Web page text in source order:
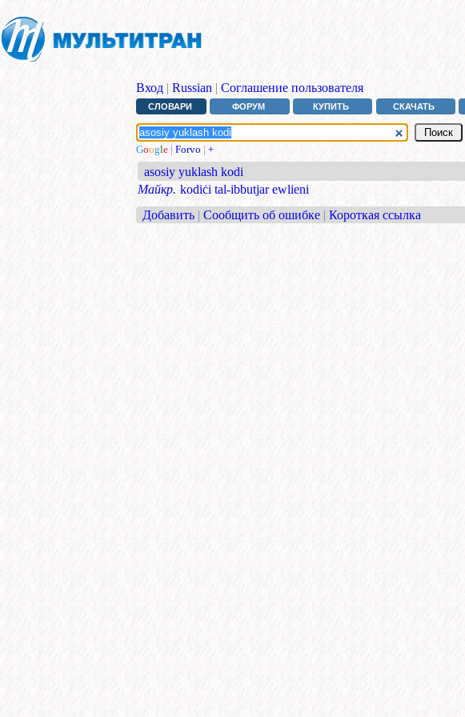
Вход | Russian | Соглашение пользователя
СЛОВАРИ ФОРУМ КУПИТЬ СКАЧАТЬ
Google | Forvo | +
asosiy yuklash kodi
Майкр. kodiċi tal-ibbutjar ewlieni
Добавить | Сообщить об ошибке | Короткая ссылка